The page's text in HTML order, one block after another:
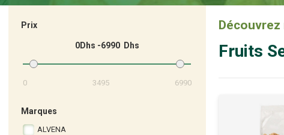
Prix
0 6990
0 3495 6990
Marques
ALVENA
Fruits